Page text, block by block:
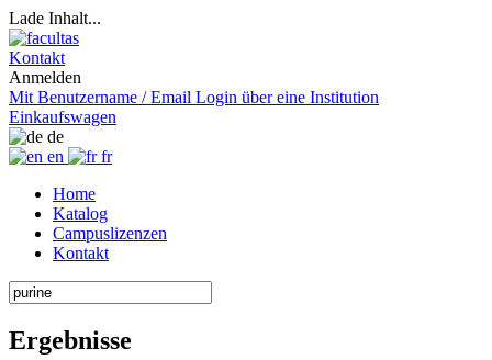
Lade Inhalt...
Kontakt
Anmelden
Mit Benutzername / Email Login über eine Institution
Einkaufswagen
de
en
fr
Home
Katalog
Campuslizenzen
Kontakt
Ergebnisse